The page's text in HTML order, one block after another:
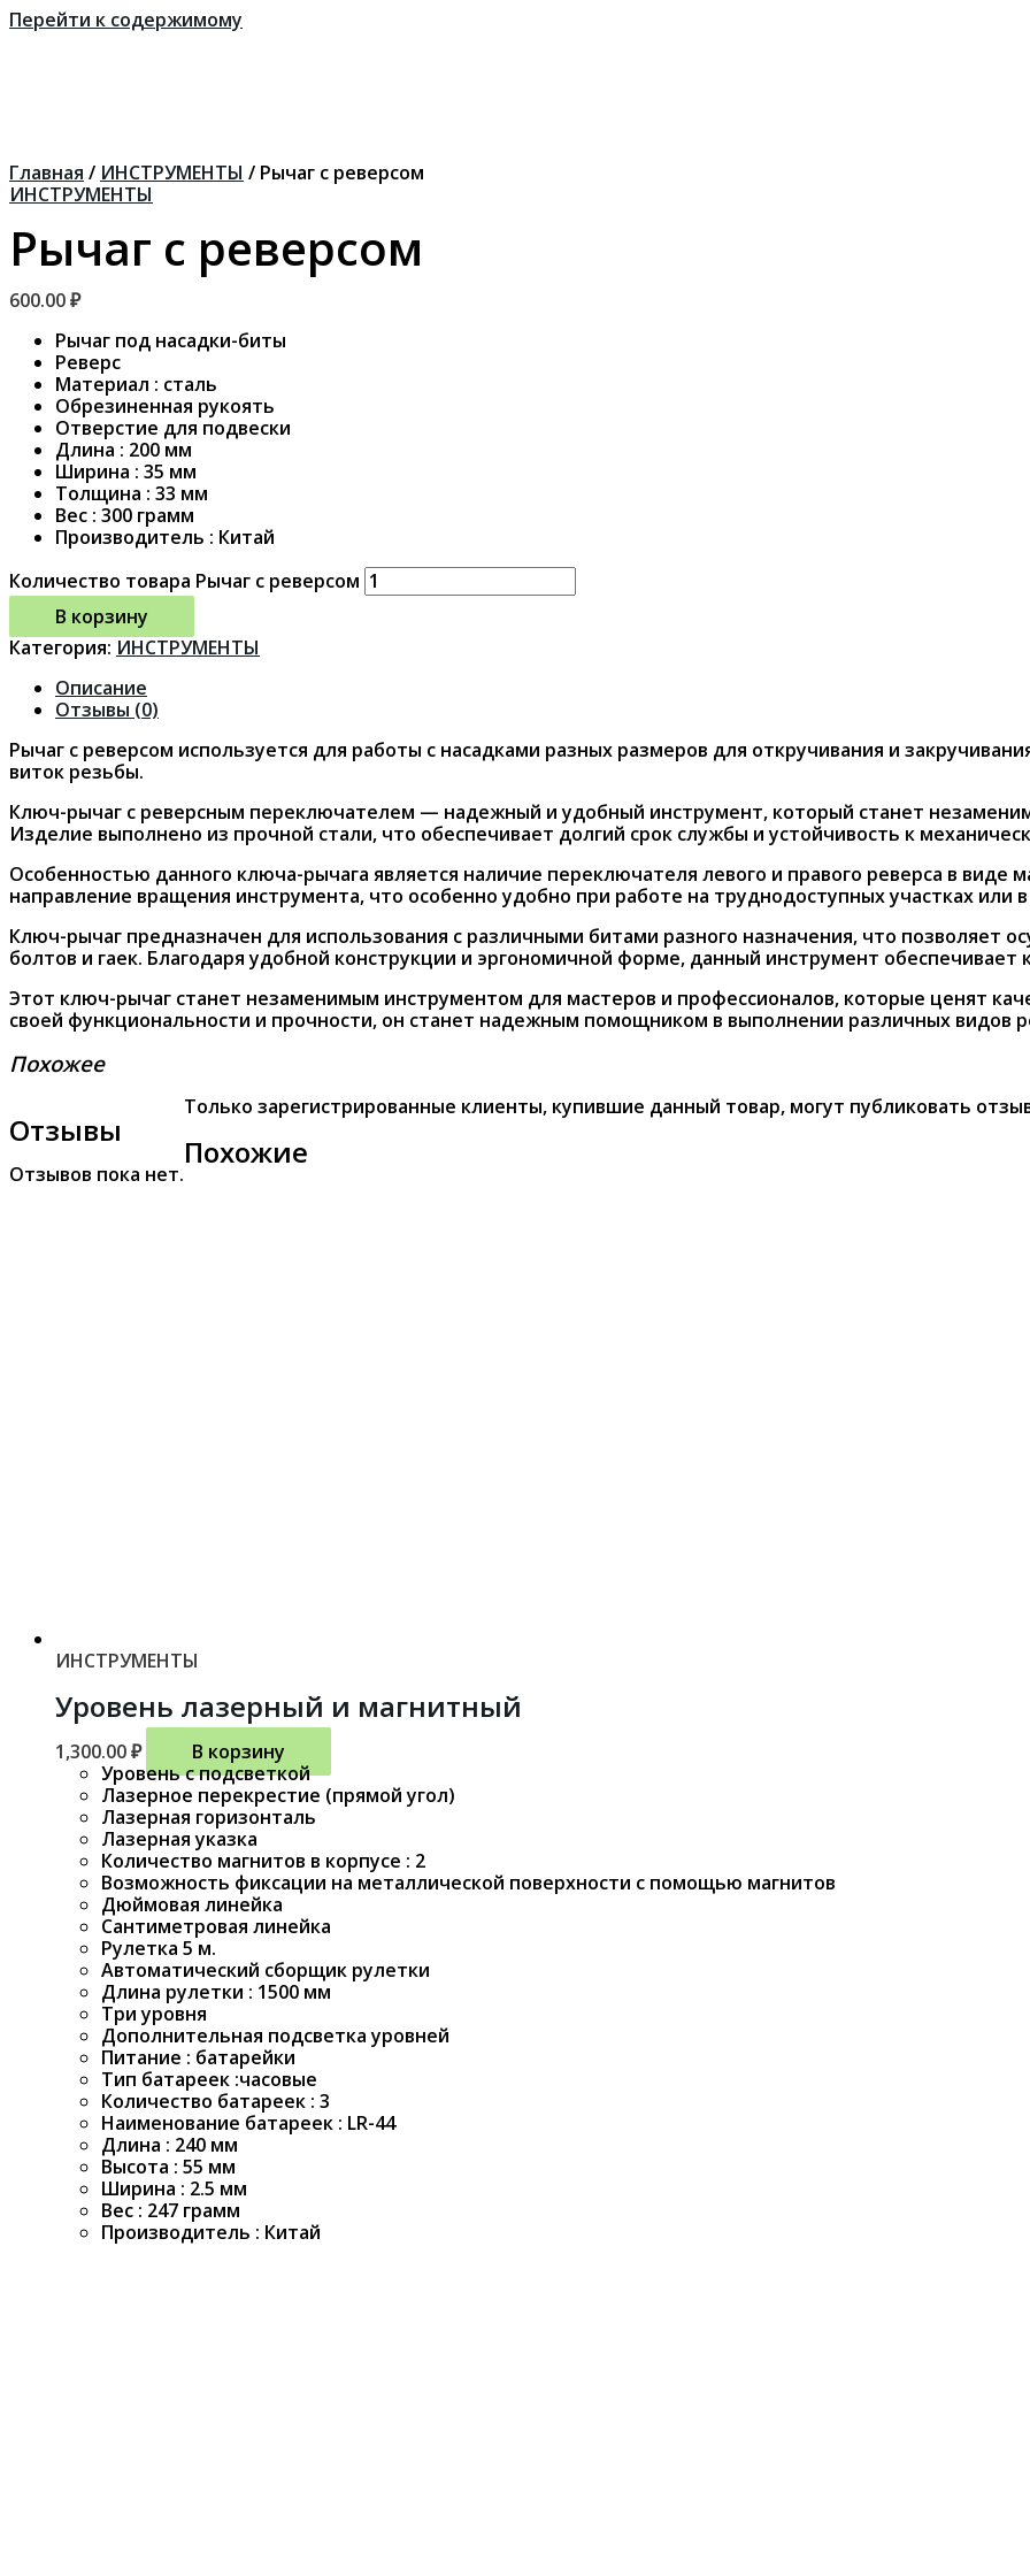
Перейти к содержимому
Главная / ИНСТРУМЕНТЫ / Рычаг с реверсом
ИНСТРУМЕНТЫ
Рычаг с реверсом
600.00₽
Рычаг под насадки-биты
Реверс
Материал : сталь
Обрезиненная рукоять
Отверстие для подвески
Длина : 200 мм
Ширина : 35 мм
Толщина : 33 мм
Вес : 300 грамм
Производитель : Китай
Количество товара Рычаг с реверсом
В корзину
Категория: ИНСТРУМЕНТЫ
Описание
Отзывы (0)
Рычаг с реверсом используется для работы с насадками разных размеров для откручивания и
виток резьбы.
Ключ-рычаг с реверсным переключателем — надежный и удобный инструмент, который станет
Изделие выполнено из прочной стали, что обеспечивает долгий срок службы и устойчивость к
Особенностью данного ключа-рычага является наличие переключателя левого и правого реверса в виде
направление вращения инструмента, что особенно удобно при работе на труднодоступных участках или
Ключ-рычаг предназначен для использования с различными битами разного назначения, что позволяет
болтов и гаек. Благодаря удобной конструкции и эргономичной форме, данный инструмент
Этот ключ-рычаг станет незаменимым инструментом для мастеров и профессионалов, которые ценят
своей функциональности и прочности, он станет надежным помощником в выполнении различных видов
Похожее
Отзывы
Отзывов пока нет.
Только зарегистрированные клиенты, купившие данный товар, могут публиковать
Похожие
ИНСТРУМЕНТЫ
Уровень лазерный и магнитный
1,300.00₽
В корзину
Уровень с подсветкой
Лазерное перекрестие (прямой угол)
Лазерная горизонталь
Лазерная указка
Количество магнитов в корпусе : 2
Возможность фиксации на металлической поверхности с помощью магнитов
Дюймовая линейка
Сантиметровая линейка
Рулетка 5 м.
Автоматический сборщик рулетки
Длина рулетки : 1500 мм
Три уровня
Дополнительная подсветка уровней
Питание : батарейки
Тип батареек :часовые
Количество батареек : 3
Наименование батареек : LR-44
Длина : 240 мм
Высота : 55 мм
Ширина : 2.5 мм
Вес : 247 грамм
Производитель : Китай